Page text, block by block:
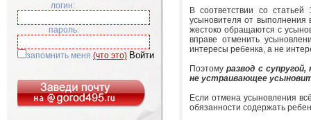
логин:
пароль:
запомнить меня (что это)
В соответствии со
усыновителя от выполнения
жестоко обращаются с
вправе отменить
интересы ребенка, а не
Поэтомуразвод с
не устраивающее
Если отмена усыновления
обязанности содержать